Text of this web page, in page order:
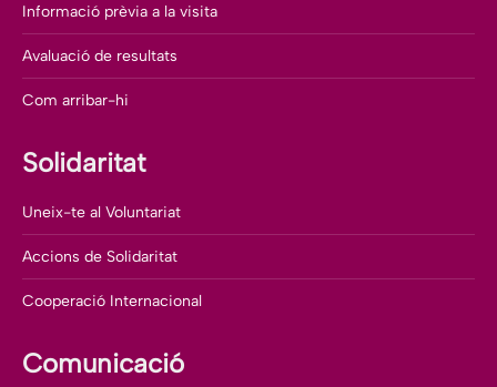
Informació prèvia a la visita
Avaluació de resultats
Com arribar-hi
Solidaritat
Uneix-te al Voluntariat
Accions de Solidaritat
Cooperació Internacional
Comunicació